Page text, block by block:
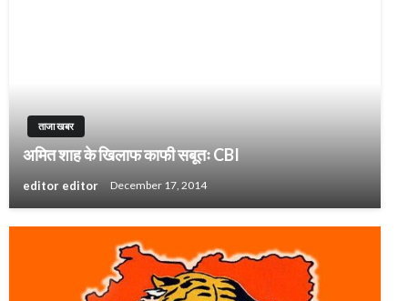
ताजा खबर
अमित शाह के खिलाफ काफी सबूतः CBI
editor editor December 17, 2014